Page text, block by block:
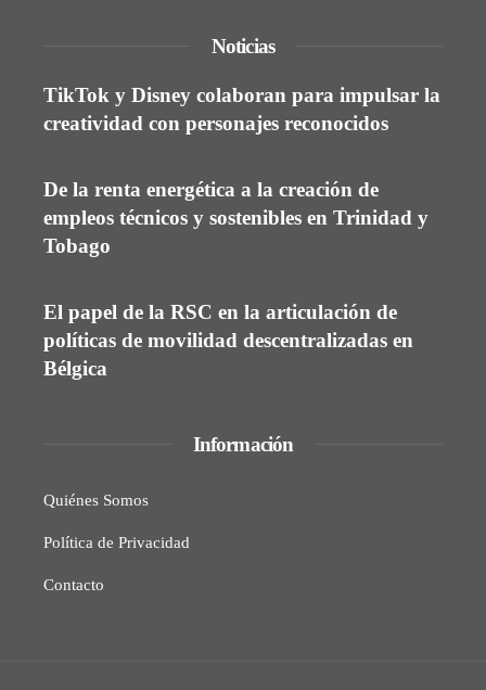
Noticias
TikTok y Disney colaboran para impulsar la
creatividad con personajes reconocidos
De la renta energética a la creación de
empleos técnicos y sostenibles en Trinidad y
Tobago
El papel de la RSC en la articulación de
políticas de movilidad descentralizadas en
Bélgica
Información
Quiénes Somos
Política de Privacidad
Contacto